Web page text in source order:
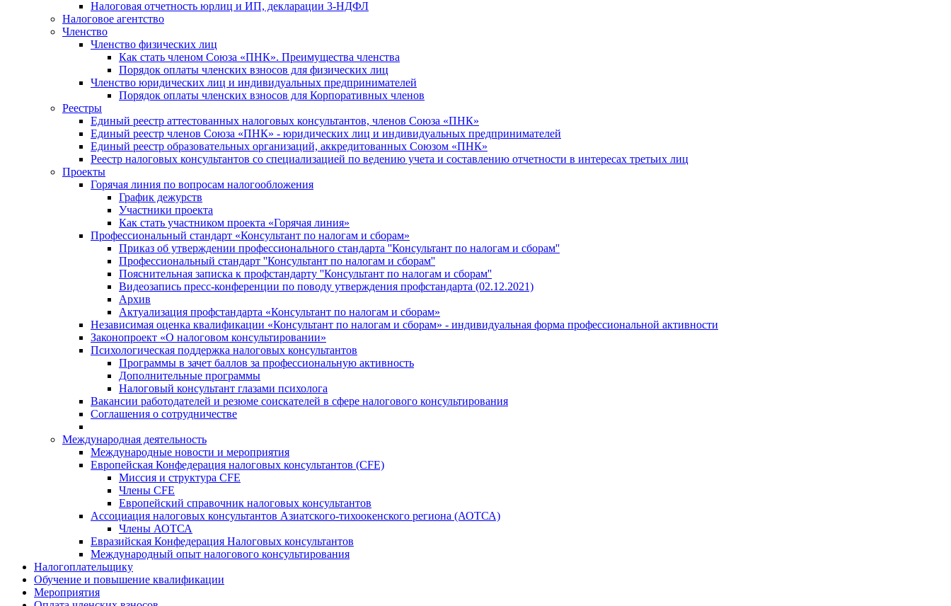
Налоговая отчетность юрлиц и ИП, декларации 3-НДФЛ
Налоговое агентство
Членство
Членство физических лиц
Как стать членом Союза «ПНК». Преимущества членства
Порядок оплаты членских взносов для физических лиц
Членство юридических лиц и индивидуальных предпринимателей
Порядок оплаты членских взносов для Корпоративных членов
Реестры
Единый реестр аттестованных налоговых консультантов, членов Союза «ПНК»
Единый реестр членов Союза «ПНК» - юридических лиц и индивидуальных предпринимателей
Единый реестр образовательных организаций, аккредитованных Союзом «ПНК»
Реестр налоговых консультантов со специализацией по ведению учета и составлению отчетности в интересах третьих лиц
Проекты
Горячая линия по вопросам налогообложения
График дежурств
Участники проекта
Как стать участником проекта «Горячая линия»
Профессиональный стандарт «Консультант по налогам и сборам»
Приказ об утверждении профессионального стандарта ''Консультант по налогам и сборам''
Профессиональный стандарт ''Консультант по налогам и сборам''
Пояснительная записка к профстандарту ''Консультант по налогам и сборам''
Видеозапись пресс-конференции по поводу утверждения профстандарта (02.12.2021)
Архив
Актуализация профстандарта «Консультант по налогам и сборам»
Независимая оценка квалификации «Консультант по налогам и сборам» - индивидуальная форма профессиональной активности
Законопроект «О налоговом консультировании»
Психологическая поддержка налоговых консультантов
Программы в зачет баллов за профессиональную активность
Дополнительные программы
Налоговый консультант глазами психолога
Вакансии работодателей и резюме соискателей в сфере налогового консультирования
Соглашения о сотрудничестве
Международная деятельность
Международные новости и мероприятия
Европейская Конфедерация налоговых консультантов (CFE)
Миссия и структура CFE
Члены CFE
Европейский справочник налоговых консультантов
Ассоциация налоговых консультантов Азиатского-тихоокенского региона (АОТСА)
Члены АОТСА
Евразийская Конфедерация Налоговых консультантов
Международный опыт налогового консультирования
Налогоплательщику
Обучение и повышение квалификации
Мероприятия